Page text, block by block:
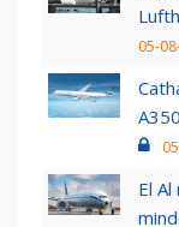
05-
El